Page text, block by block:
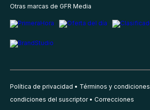
Otras marcas de GFR Media
Política de privacidad Términos y condiciones
condiciones del suscriptor
Correcciones